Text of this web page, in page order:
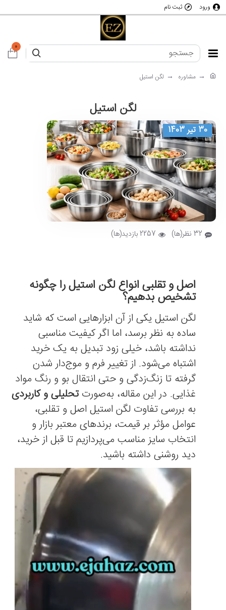
ورود ثبت نام
0
مشاوره لگن استیل
لگن استیل
30 تیر 1403
32 نظر(ها) 2257 بازدید(ها)
اصل و تقلبی انواع لگن استیل را چگونه
تشخیص بدهیم؟
لگن استیل یکی از آن ابزارهایی است که شاید
ساده به نظر برسد، اما اگر کیفیت مناسبی
نداشته باشد، خیلی زود تبدیل به یک خرید
اشتباه می‌شود. از تغییر فرم و موج‌دار شدن
گرفته تا زنگ‌زدگی و حتی انتقال بو و رنگ مواد
غذایی. در این مقاله، به‌صورتتحلیلی و کاربردی
به بررسی تفاوت لگن استیل اصل و تقلبی،
عوامل مؤثر بر قیمت، برندهای معتبر بازار و
انتخاب سایز مناسب می‌پردازیم تا قبل از خرید،
دید روشنی داشته باشید.